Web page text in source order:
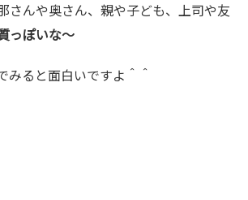
さんや奥さん、親や子ども、上司や友
っぽいな～
みると面白いですよ＾＾